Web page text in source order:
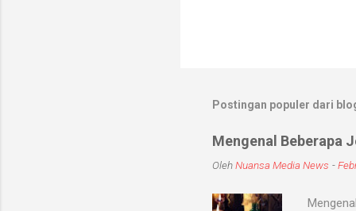
Postingan populer dari
Mengenal Beberapa
OlehNuansa Media News -